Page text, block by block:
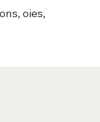
oies,